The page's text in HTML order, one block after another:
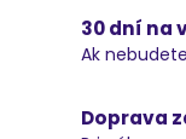
30 dní na
Ak
Doprava